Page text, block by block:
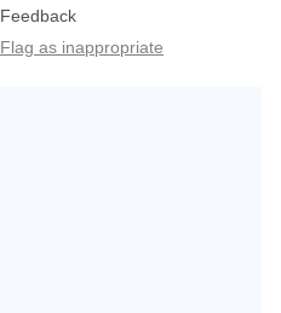
Feedback
Flag as inappropriate